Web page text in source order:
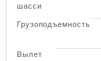
шасси
Грузоподъемность
Вылет